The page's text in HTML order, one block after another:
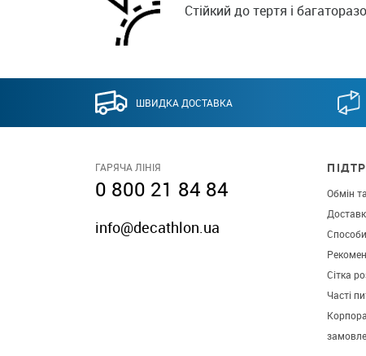
Стійкий до тертя і
ШВИДКА ДОСТАВКА
ГАРЯЧА ЛІНІЯ
0 800 21 84 84
info@decathlon.ua
Обмін
Сітка
Часті